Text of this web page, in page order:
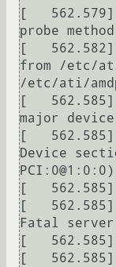
[   562.579]
probe
[   562.582]
from /etc/
/etc/ati/
[   562.585]
major device
[   562.585]
Device
[   562.585]
[   562.585]
Fatal
[   562.585]
[